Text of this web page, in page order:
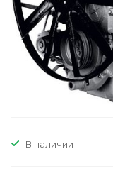
В наличии